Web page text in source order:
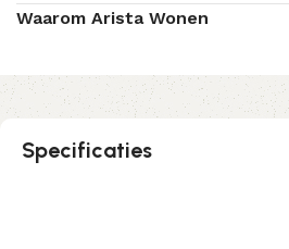
Waarom Arista Wonen
Specificaties